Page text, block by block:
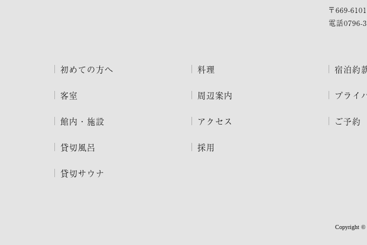
〒669-
電話0796-
初めての方へ
客室
館内・施設
貸切風呂
貸切サウナ
料理
周辺案内
アクセス
採用
宿泊約
プライ
ご予約
Copyright ©